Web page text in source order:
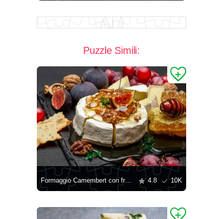
Puzzle Simili:
Formaggio Camembert con frutta e miele 4.8 10K